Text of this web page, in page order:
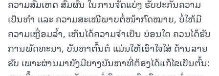
ຄວາມສົມເຫດ ສົມຜົນ ໃນການຈັດແບ່ງ ຮັບປະກັນຄວາມ
ເປັນທໍາ ແລະ ຄວາມສະເໜີພາບຕໍ່ໜ້າກົດໝາຍ, ບໍ່ໃຫ້ມີ
ຄວາມເຫຼື່ອມລໍ້າ, ເຫັນໄດ້ຄວາມຈໍາເປັນ ບ່ອນໃດ ຄວນໄດ້ຮັບ
ການພັດທະນາ, ບັນຫາຕົ້ນຕໍ ແມ່ນໃຫ້ເອົາໃຈໃສ່ ດ້ານລາຍ
ຮັບ ເພາະຜ່ານມາຍັງມີບາງບັນຫາທີ່ຕ້ອງໄດ້ແກ້ໄຂເປັນຕົ້ນ: